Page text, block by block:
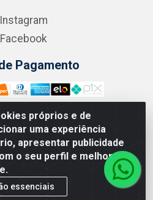
próprios e de
uma experiência
apresentar publicidade
o seu perfil e melhorar a
essenciais
Instagram
Facebook
Pagamento
Emile Favre, 746 - Ipsep,
- CNPJ 09.132.989/0001-61